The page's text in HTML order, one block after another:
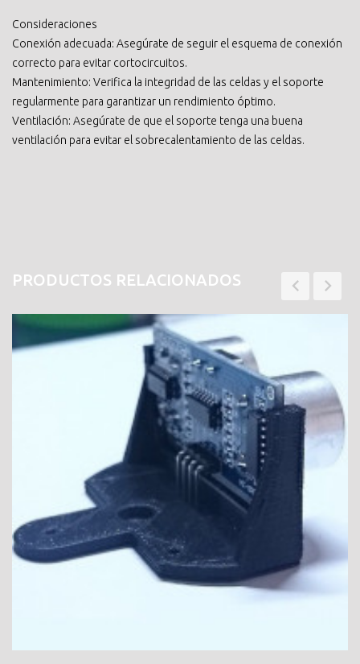
Consideraciones
Conexión adecuada: Asegúrate de seguir el esquema de conexión
correcto para evitar cortocircuitos.
Mantenimiento: Verifica la integridad de las celdas y el soporte
regularmente para garantizar un rendimiento óptimo.
Ventilación: Asegúrate de que el soporte tenga una buena
ventilación para evitar el sobrecalentamiento de las celdas.
PRODUCTOS RELACIONADOS